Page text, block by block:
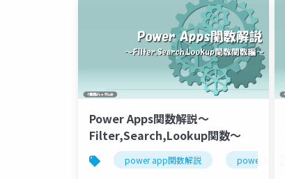
Power Apps関数解説～
Filter,Search,Lookup関数～
power app関数解説 power apps